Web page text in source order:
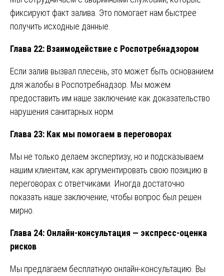
фиксируют факт залива. Это помогает нам быстрее
получить исходные данные.
Глава 22: Взаимодействие с Роспотребнадзором
Если залив вызвал плесень, это может быть основанием
для жалобы в Роспотребнадзор. Мы можем
предоставить им наше заключение как доказательство
нарушения санитарных норм.
Глава 23: Как мы помогаем в переговорах
Мы не только делаем экспертизу, но и подсказываем
нашим клиентам, как аргументировать свою позицию в
переговорах с ответчиками. Иногда достаточно
показать наше заключение, чтобы вопрос был решен
мирно.
Глава 24: Онлайн-консультация — экспресс-оценка
рисков
Мы предлагаем бесплатную онлайн-консультацию. Вы